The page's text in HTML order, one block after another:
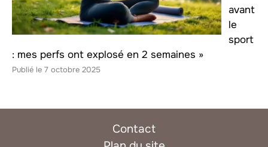
avant
le
sport
: mes perfs ont explosé en 2 semaines »
7 octobre 2025
Contact